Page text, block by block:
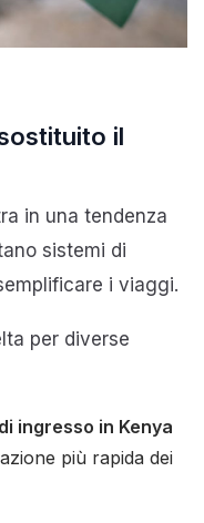
il
in una tendenza
sistemi di
i viaggi.
per diverse
ingresso in Kenya
più rapida dei